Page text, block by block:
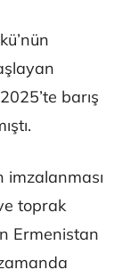
barış
toprak
Ermenistan